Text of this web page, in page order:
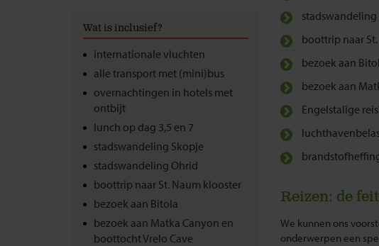
Wat is inclusief?
internationale vluchten
alle transport met (mini)bus
overnachtingen in hotels met
ontbijt
lunch op dag 3,5 en 7
stadswandeling Skopje
stadswandeling Ohrid
boottrip naar St. Naum klooster
bezoek aan Bitola
bezoek aan Matka Canyon en
boottocht Vrelo Cave
stadswandeling
boottrip naar
bezoek aan
bezoek aan
Engelstalige
Reizen: de
We kunnen ons
onderwerpen een